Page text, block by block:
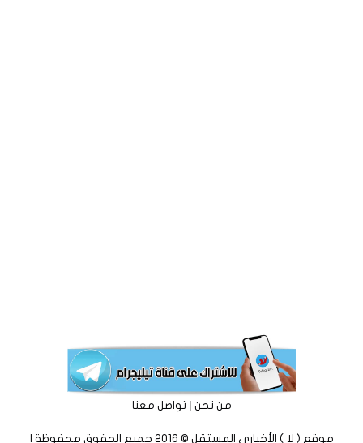
من نحن|تواصل معنا
موقع ( لا ) الأخباري المستقل © 2016 جميع الحقوق محفوظة |